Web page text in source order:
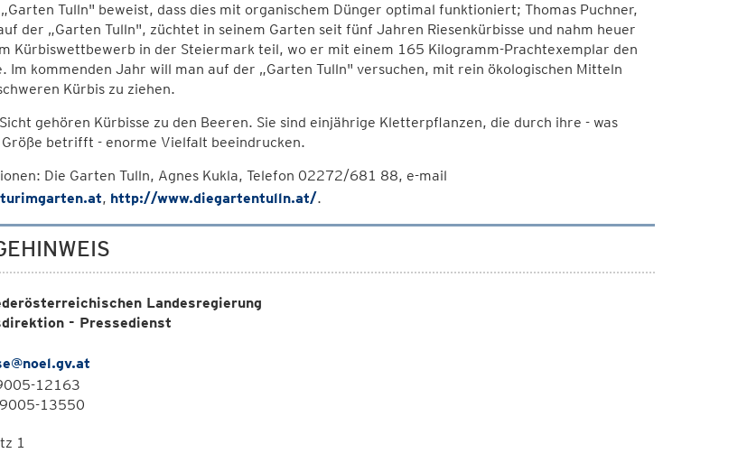
Tulln" beweist, dass dies mit organischem Dünger optimal funktioniert; Thomas Puchner,
der „Garten Tulln", züchtet in seinem Garten seit fünf Jahren Riesenkürbisse und nahm heuer
Kürbiswettbewerb in der Steiermark teil, wo er mit einem 165 Kilogramm-Prachtexemplar den
Im kommenden Jahr will man auf der „Garten Tulln" versuchen, mit rein ökologischen Mitteln
Kürbis zu ziehen.
gehören Kürbisse zu den Beeren. Sie sind einjährige Kletterpflanzen, die durch ihre - was
Größe betrifft - enorme Vielfalt beeindrucken.
Die Garten Tulln, Agnes Kukla, Telefon 02272/681 88, e-mail
, http://www.diegartentulln.at/.
Landesregierung
- Pressedienst
12163
13550
1